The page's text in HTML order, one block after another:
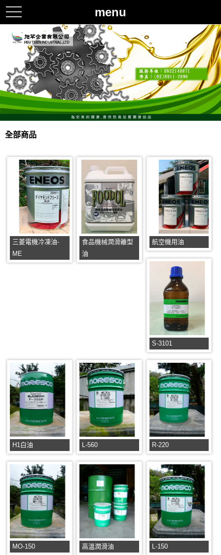
menu
toggle
navigation
全部商品
三菱電機冷凍油-
ME
食品機械潤滑離型
油
航空機用油
S-3101
H1白油 L-560 R-220
MO-150 高溫潤滑油 L-150